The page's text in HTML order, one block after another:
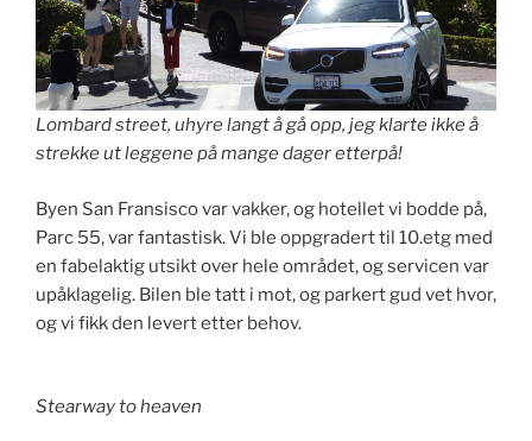
Lombard street, uhyre langt å gå opp, jeg klarte ikke å
strekke ut leggene på mange dager etterpå!
Byen San Fransisco var vakker, og hotellet vi bodde på,
Parc 55, var fantastisk. Vi ble oppgradert til 10.etg med
en fabelaktig utsikt over hele området, og servicen var
upåklagelig. Bilen ble tatt i mot, og parkert gud vet hvor,
og vi fikk den levert etter behov.
Stearway to heaven